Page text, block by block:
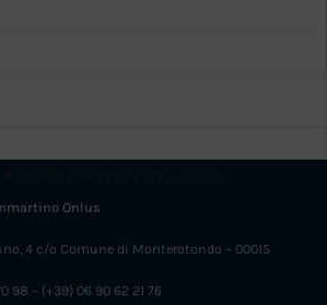
Onlus
4 c/o Comune di Monterotondo – 00015
98 – (+39) 06 90 62 21 76